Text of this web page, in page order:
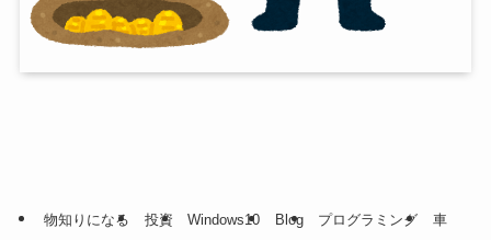
物知りになる 投資 Windows10 Blog プログラミング
車